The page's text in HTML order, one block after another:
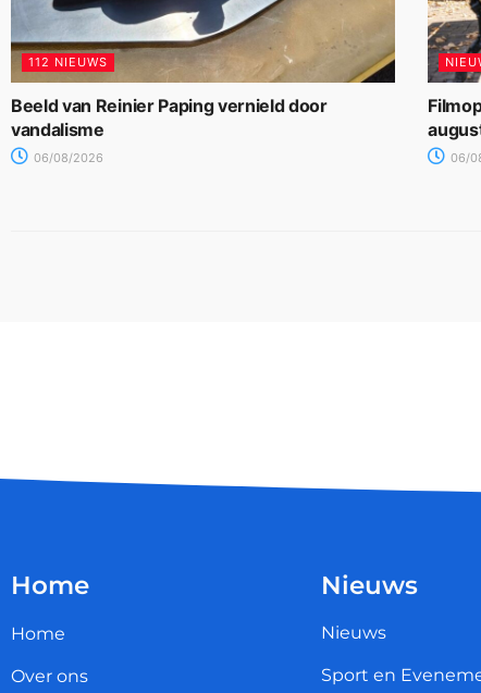
112 NIEUWS
Beeld van Reinier Paping vernield door
vandalisme
06/08/2026 06/
Home
Home
Over ons
Nieuws
Nieuws
Sport en